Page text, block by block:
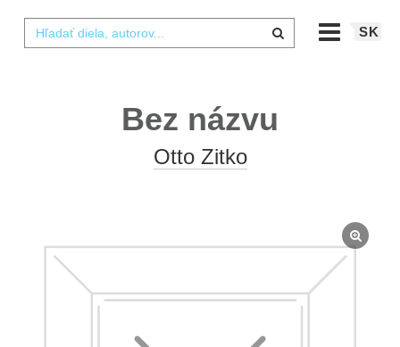
SK
Bez názvu
Otto Zitko